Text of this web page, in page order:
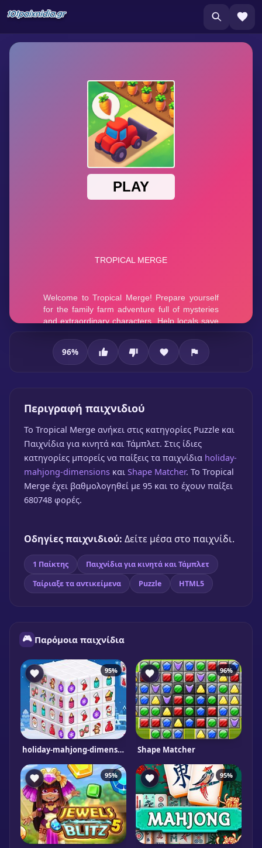
Tropical Merge
★96% 🎮 1 Παίκτης
Παίξε δωρεάν
96%
Περιγραφή παιχνιδιού
To Tropical Merge ανήκει στις κατηγορίες Puzzle και
Παιχνίδια για κινητά και Τάμπλετ. Στις ίδιες
κατηγορίες μπορείς να παίξεις τα παιχνίδια holiday-
mahjong-dimensions και Shape Matcher. Το Tropical
Merge έχει βαθμολογηθεί με 95 και το έχουν παίξει
680748 φορές.
Οδηγίες παιχνιδιού: Δείτε μέσα στο παιχνίδι.
1 Παίκτης
Παιχνίδια για κινητά και Τάμπλετ
Ταίριαξε τα αντικείμενα
Puzzle HTML5
🎮 Παρόμοια παιχνίδια
95%
holiday-mahjong-dimensions
96%
Shape Matcher
95% 95%